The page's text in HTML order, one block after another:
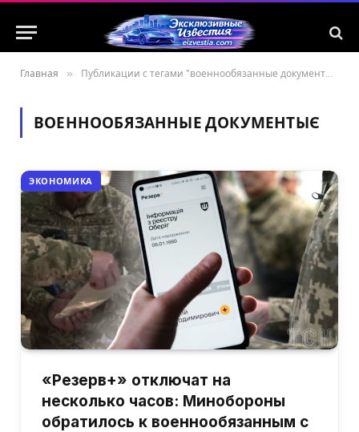
Главная » Публикации с тегами "военнообязанные документыє"
ВОЕННООБЯЗАННЫЕ ДОКУМЕНТЫЄ
ЭКОНОМИКА
«Резерв+» отключат на
несколько часов: Минобороны
обратилось к военнообязанным с